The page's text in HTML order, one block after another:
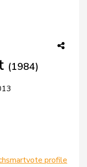
(1984)
smartvote profile